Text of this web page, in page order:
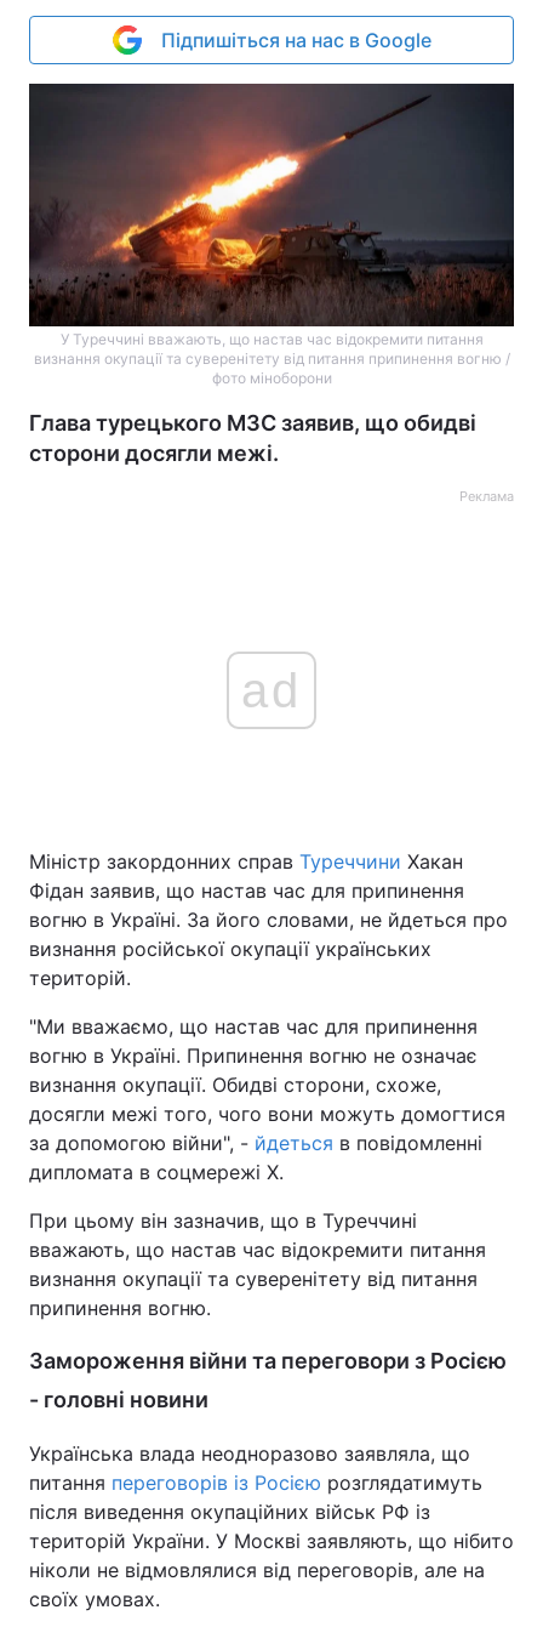
Підпишіться на нас в Google
У Туреччині вважають, що настав час відокремити питання
визнання окупації та суверенітету від питання припинення вогню /
фото міноборони
Глава турецького МЗС заявив, що обидві
сторони досягли межі.
Реклама
ad
Міністр закордонних справ Туреччини Хакан
Фідан заявив, що настав час для припинення
вогню в Україні. За його словами, не йдеться про
визнання російської окупації українських
територій.
"Ми вважаємо, що настав час для припинення
вогню в Україні. Припинення вогню не означає
визнання окупації. Обидві сторони, схоже,
досягли межі того, чого вони можуть домогтися
за допомогою війни", - йдеться в повідомленні
дипломата в соцмережі Х.
При цьому він зазначив, що в Туреччині
вважають, що настав час відокремити питання
визнання окупації та суверенітету від питання
припинення вогню.
Замороження війни та переговори з Росією
- головні новини
Українська влада неодноразово заявляла, що
питання переговорів із Росією розглядатимуть
після виведення окупаційних військ РФ із
територій України. У Москві заявляють, що нібито
ніколи не відмовлялися від переговорів, але на
своїх умовах.